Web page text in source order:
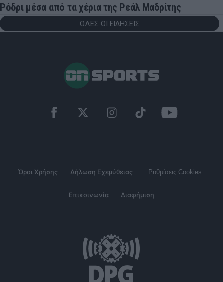
Ρόδρι μέσα από τα χέρια της Ρεάλ Μαδρίτης
ΟΛΕΣ ΟΙ ΕΙΔΗΣΕΙΣ
Όροι Χρήσης Δήλωση Εχεμύθειας Ρυθμίσεις Cookies
Επικοινωνία Διαφήμιση